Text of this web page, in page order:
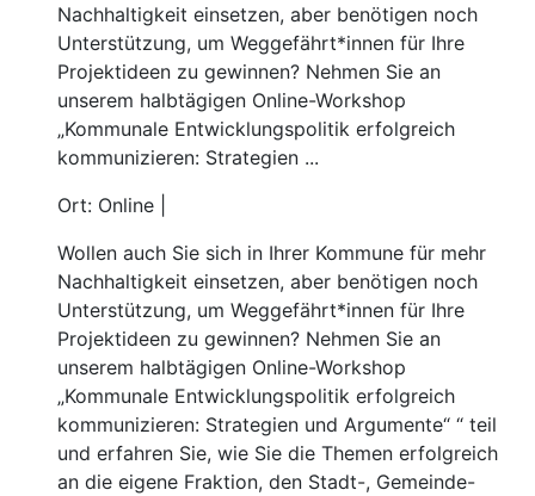
Nachhaltigkeit einsetzen, aber benötigen noch
Unterstützung, um Weggefährt*innen für Ihre
Projektideen zu gewinnen? Nehmen Sie an
unserem halbtägigen Online-Workshop
„Kommunale Entwicklungspolitik erfolgreich
kommunizieren: Strategien ...
Ort: Online |
Wollen auch Sie sich in Ihrer Kommune für mehr
Nachhaltigkeit einsetzen, aber benötigen noch
Unterstützung, um Weggefährt*innen für Ihre
Projektideen zu gewinnen? Nehmen Sie an
unserem halbtägigen Online-Workshop
„Kommunale Entwicklungspolitik erfolgreich
kommunizieren: Strategien und Argumente“ “ teil
und erfahren Sie, wie Sie die Themen erfolgreich
an die eigene Fraktion, den Stadt-, Gemeinde-